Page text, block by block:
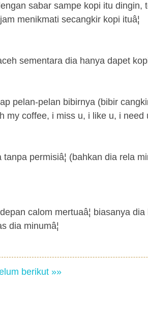
sabar sampe kopi itu dingin,
menikmati secangkir kopi ituâ¦
sementara dia hanya dapet kopi
pelan-pelan bibirnya (bibir
coffee, i miss u, i like u, i need
permisiâ¦ (bahkan dia rela
calom mertuaâ¦ biasanya
minumâ¦
berikut »»